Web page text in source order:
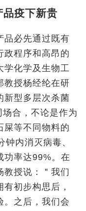
品疫下新贵
品必先通过既有
政程序和高昂的
学化学及生物工
教授杨经纶在研
新型多层次杀菌
合，不论是作为
屎等不同物料的
内消灭病毒、
功率达99%。在
教授说：＂我们
初步构思后，
。之后，我们会